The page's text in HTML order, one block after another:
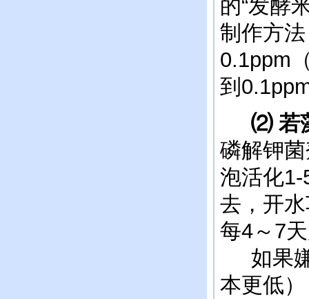
的“发酵
制作方
0.1ppm
到
⑵ 若
磷解钾
泡活化
去，开
每4～7
如果嫌
本更低